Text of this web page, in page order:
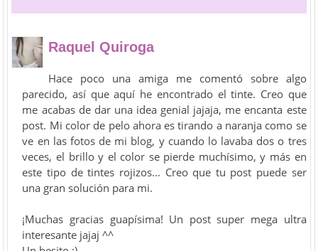
Raquel Quiroga
Hace poco una amiga me comentó sobre algo
parecido, así que aquí he encontrado el tinte. Creo que
me acabas de dar una idea genial jajaja, me encanta este
post. Mi color de pelo ahora es tirando a naranja como se
ve en las fotos de mi blog, y cuando lo lavaba dos o tres
veces, el brillo y el color se pierde muchísimo, y más en
este tipo de tintes rojizos... Creo que tu post puede ser
una gran solución para mi.
¡Muchas gracias guapísima! Un post super mega ultra
interesante jajaj ^^